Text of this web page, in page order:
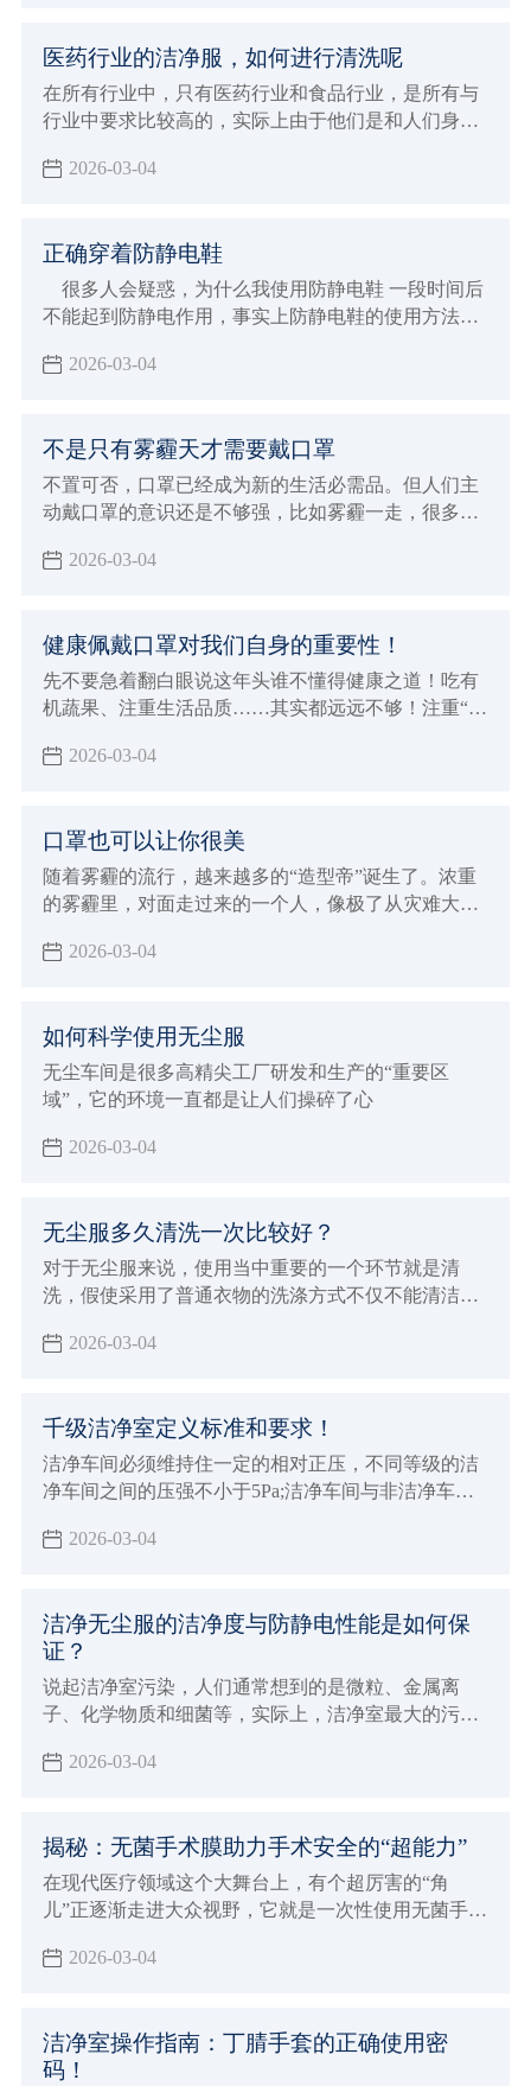
医药行业的洁净服，如何进行清洗呢
在所有行业中，只有医药行业和食品行业，是所有与
行业中要求比较高的，实际上由于他们是和人们身体
的洁净度上有如此高的要求，今天，小编和大家了解
2026-03-04
正确穿着防静电鞋
很多人会疑惑，为什么我使用防静电鞋 一段时间后
不能起到防静电作用，事实上防静电鞋的使用方法很
如何正确使用呢？
2026-03-04
不是只有雾霾天才需要戴口罩
不置可否，口罩已经成为新的生活必需品。但人们主
动戴口罩的意识还是不够强，比如雾霾一走，很多人
一些场合需要我们戴好口罩，保护自己。
2026-03-04
健康佩戴口罩对我们自身的重要性！
先不要急着翻白眼说这年头谁不懂得健康之道！吃有
机蔬果、注重生活品质……其实都远远不够！注重“内
知道，不是躲在屋里不出来就能躲过雾霾这一劫的。
2026-03-04
口罩也可以让你很美
随着雾霾的流行，越来越多的“造型帝”诞生了。浓重
的雾霾里，对面走过来的一个人，像极了从灾难大片
2026-03-04
如何科学使用无尘服
无尘车间是很多高精尖工厂研发和生产的“重要区
域”，它的环境一直都是让人们操碎了心
2026-03-04
无尘服多久清洗一次比较好？
对于无尘服来说，使用当中重要的一个环节就是清
洗，假使采用了普通衣物的洗涤方式不仅不能清洁和
搬运过程中，也会有附着灰尘及微生物的危险，所以
2026-03-04
千级洁净室定义标准和要求！
洁净车间必须维持住一定的相对正压，不同等级的洁
净车间之间的压强不小于5Pa;洁净车间与非洁净车间
逆流到高级洁净车间
2026-03-04
洁净无尘服的洁净度与防静电性能是如何保
证？
说起洁净室污染，人们通常想到的是微粒、金属离
子、化学物质和细菌等，实际上，洁净室最大的污染
埃和静电的防护显得十分重要。
2026-03-04
揭秘：无菌手术膜助力手术安全的“超能力”
在现代医疗领域这个大舞台上，有个超厉害的“角
儿”正逐渐走进大众视野，它就是一次性使用无菌手术
2026-03-04
洁净室操作指南：丁腈手套的正确使用密
码！